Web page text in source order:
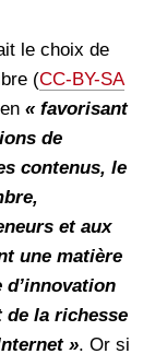
le choix de
(CC-BY-SA
« favorisant
de
contenus, le
et aux
une matière
de la richesse
». Or si